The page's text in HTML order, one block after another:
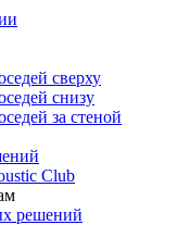
сверху
снизу
за стеной
Club
решений